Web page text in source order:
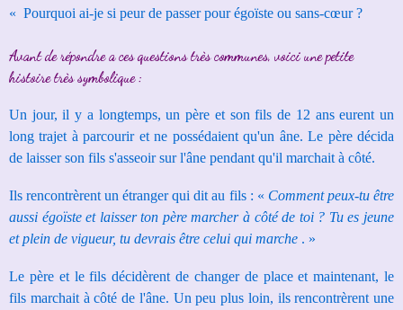
« Pourquoi ai-je si peur de passer pour égoïste ou sans-cœur ?
Avant de répondre a ces questions très communes, voici une petite
histoire très symbolique :
Un jour, il y a longtemps, un père et son fils de 12 ans eurent un
long trajet à parcourir et ne possédaient qu'un âne.Le père décida
de laisser son fils s'asseoir sur l'âne pendant qu'il marchait à côté.
Ils rencontrèrent un étranger qui dit au fils : « Comment peux-tu être
aussi égoïste et laisser ton père marcher à côté de toi ? Tu es jeune
et plein de vigueur, tu devrais être celui qui marche . »
Le père et le fils décidèrent de changer de place et maintenant, le
fils marchait à côté de l'âne. Un peu plus loin, ils rencontrèrent une